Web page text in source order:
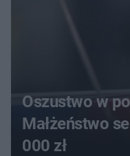
Oszustwo w
Małżeństwo
000 zł